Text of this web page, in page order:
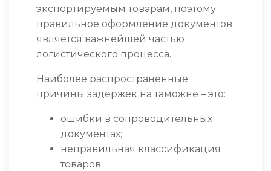
экспортируемым товарам, поэтому
правильное оформление документов
является важнейшей частью
логистического процесса.
Наиболее распространенные
причины задержек на таможне – это:
ошибки в сопроводительных
документах;
неправильная классификация
товаров;